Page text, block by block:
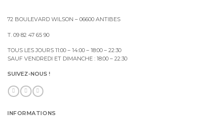
72 BOULEVARD WILSON – 06600 ANTIBES
T. 09 82 47 65 90
TOUS LES JOURS 11:00 – 14:00 – 18:00 – 22:30
SAUF VENDREDI ET DIMANCHE : 18:00 – 22:30
SUIVEZ-NOUS !
INFORMATIONS